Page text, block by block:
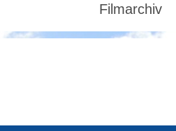
Filmarchiv